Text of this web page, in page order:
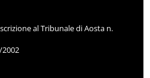
al Tribunale di Aosta n.